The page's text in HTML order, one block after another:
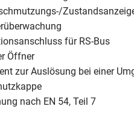
für RS-Bus
Öffner
zur Auslösung bei einer
nach EN 54, Teil 7